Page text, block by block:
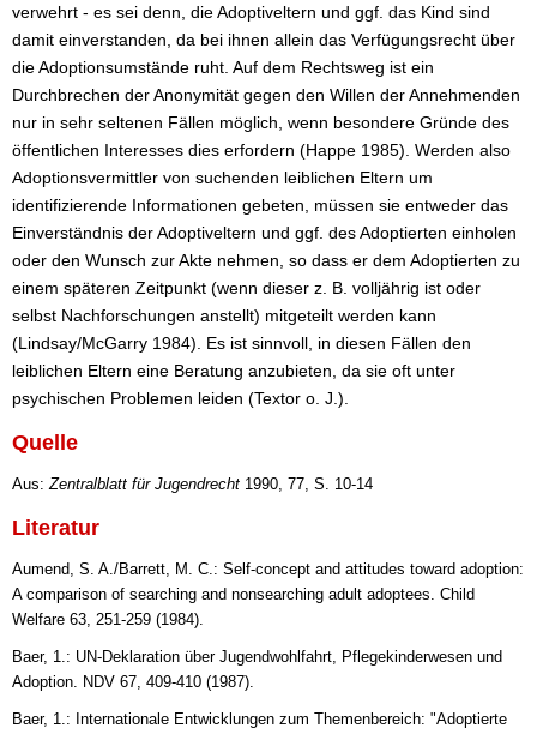
verwehrt - es sei denn, die Adoptiveltern und ggf. das Kind sind
damit einverstanden, da bei ihnen allein das Verfügungsrecht über
die Adoptionsumstände ruht. Auf dem Rechtsweg ist ein
Durchbrechen der Anonymität gegen den Willen der Annehmenden
nur in sehr seltenen Fällen möglich, wenn besondere Gründe des
öffentlichen Interesses dies erfordern (Happe 1985). Werden also
Adoptionsvermittler von suchenden leiblichen Eltern um
identifizierende Informationen gebeten, müssen sie entweder das
Einverständnis der Adoptiveltern und ggf. des Adoptierten einholen
oder den Wunsch zur Akte nehmen, so dass er dem Adoptierten zu
einem späteren Zeitpunkt (wenn dieser z. B. volljährig ist oder
selbst Nachforschungen anstellt) mitgeteilt werden kann
(Lindsay/McGarry 1984). Es ist sinnvoll, in diesen Fällen den
leiblichen Eltern eine Beratung anzubieten, da sie oft unter
psychischen Problemen leiden (Textor o. J.).
Quelle
Aus: Zentralblatt für Jugendrecht 1990, 77, S. 10-14
Literatur
Aumend, S. A./Barrett, M. C.: Self-concept and attitudes toward adoption:
A comparison of searching and nonsearching adult adoptees. Child
Welfare 63, 251-259 (1984).
Baer, 1.: UN-Deklaration über Jugendwohlfahrt, Pflegekinderwesen und
Adoption. NDV 67, 409-410 (1987).
Baer, 1.: Internationale Entwicklungen zum Themenbereich: "Adoptierte